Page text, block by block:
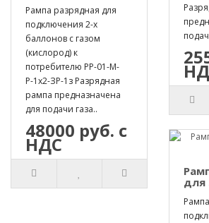
Рампа разрядная для
подключения 2-х
баллонов с газом
(кислород) к
потребителю РР-01-М-
Р-1х2-ЗР-1з Разрядная
рампа предназначена
для подачи газа..
48000 руб. с
НДС
для